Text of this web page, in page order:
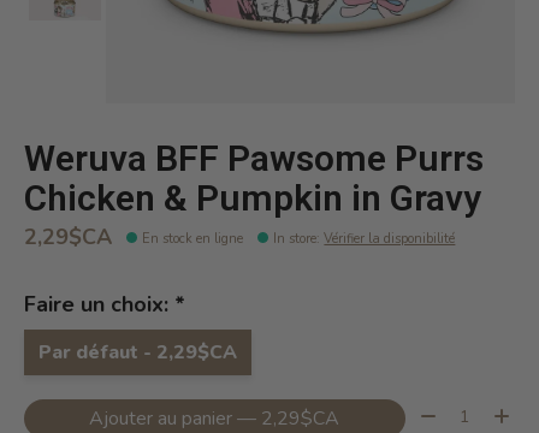
Weruva BFF Pawsome Purrs
Chicken & Pumpkin in Gravy
2,29$CA En stock en ligne In store:Vérifier la disponibilité
Faire un choix: *
Par défaut - 2,29$CA
Ajouter au panier — 2,29$CA Quantité: